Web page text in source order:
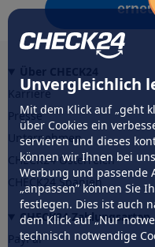
Unvergleichlich
Mit dem Klick auf „geht
über Cookies ein
servieren und dieses
können wir Ihnen bei
Werbung und passende
„anpassen” können Sie
festlegen. Dies ist auch
dem Klick auf „Nur
technisch notwendige
Karriere
Presse
Unternehmen
CHECK24 Österreich
CHECK24 Spanien
CHECK24 Zahlungsarten
PayPal